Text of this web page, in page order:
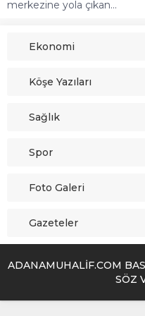
merkezine yola çıkan...
Ekonomi
Köşe Yazıları
Sağlık
Spor
Foto Galeri
Gazeteler
ADANAMUHALİF.COM
SÖZ